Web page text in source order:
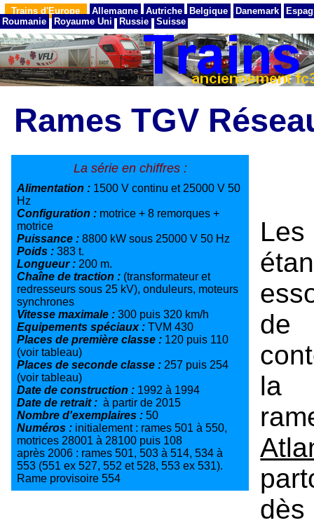
Trains d'Europe Allemagne Autriche Belgique Danemark
Roumanie
Royaume Uni Russie Suisse
Rames TGV
La série en chiffres :
Alimentation : 1500 V continu et 25000 V 50
Hz
Configuration : motrice + 8 remorques +
motrice
Puissance : 8800 kW sous 25000 V 50 Hz
Poids : 383 t.
Longueur : 200 m.
Chaîne de traction : (transformateur et
redresseurs sous 25 kV), onduleurs, moteurs
synchrones
Vitesse maximale : 300 puis 320 km/h
Equipements spéciaux : TVM 430
Places de première classe : 120 puis 110
(voir tableau)
Places de seconde classe : 257 puis 254
(voir tableau)
Date de construction : 1992 à 1994
Date de retrait : à partir de 2015
Nombre d'exemplaires : 50
Numéros : initialement : rames 501 à 550,
motrices 28001 à 28100 puis 108
après 2006 : rames 501, 503 à 514, 534 à
553 (551 ex 527, 552 et 528, 553 ex 531).
Rame provisoire 554
la
dès